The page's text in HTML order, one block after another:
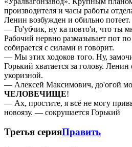
производителя и часы работы
Ленин возбужден и обильно потеет.
— Го'убчик, ну ка повто'и, что ты
Рабочий нервно размазывает пот
собирается с силами и говорит.
— Мы этих ходоков того. Ну,
Горький хватается за голову.
укоризной.
— Алексей Максимович, до'огой
ЧЕЛОВЕЧИЩЕ!
— Ах, простите, я всё не могу
новоязу. — сокрушается Горький
Третья серияПравить